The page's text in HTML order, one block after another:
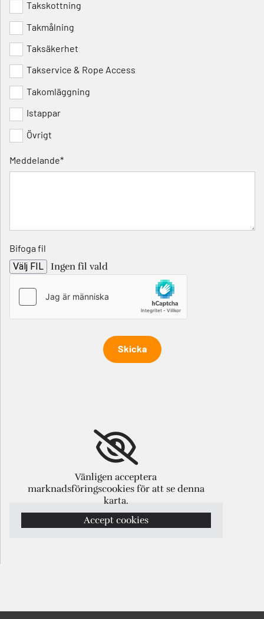
Takskottning
Takmålning
Taksäkerhet
Takservice & Rope Access
Takomläggning
Istappar
Övrigt
Meddelande*
Bifoga fil
Välj FIL
Ingen fil vald
Vänligen acceptera
marknadsföringscookies för att se denna
karta.
Accept cookies